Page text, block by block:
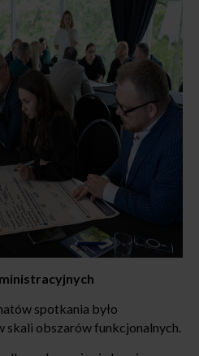
spotkania było
skali obszarów funkcjonalnych.